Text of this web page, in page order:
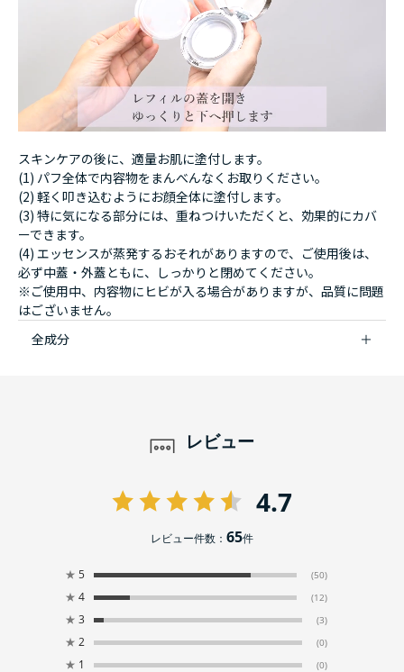
スキンケアの後に、適量お肌に塗付します。
(1) パフ全体で内容物をまんべんなくお取りください。
(2) 軽く叩き込むようにお顔全体に塗付します。
(3) 特に気になる部分には、重ねつけいただくと、効果的にカバ
ーできます。
(4) エッセンスが蒸発するおそれがありますので、ご使用後は、
必ず中蓋・外蓋ともに、しっかりと閉めてください。
※ご使用中、内容物にヒビが入る場合がありますが、品質に問題
はございません。
全成分
レビュー
4.7
レビュー件数： 65件
★ 5 (50)
★ 4 (12)
★ 3 (3)
★ 2 (0)
★ 1 (0)